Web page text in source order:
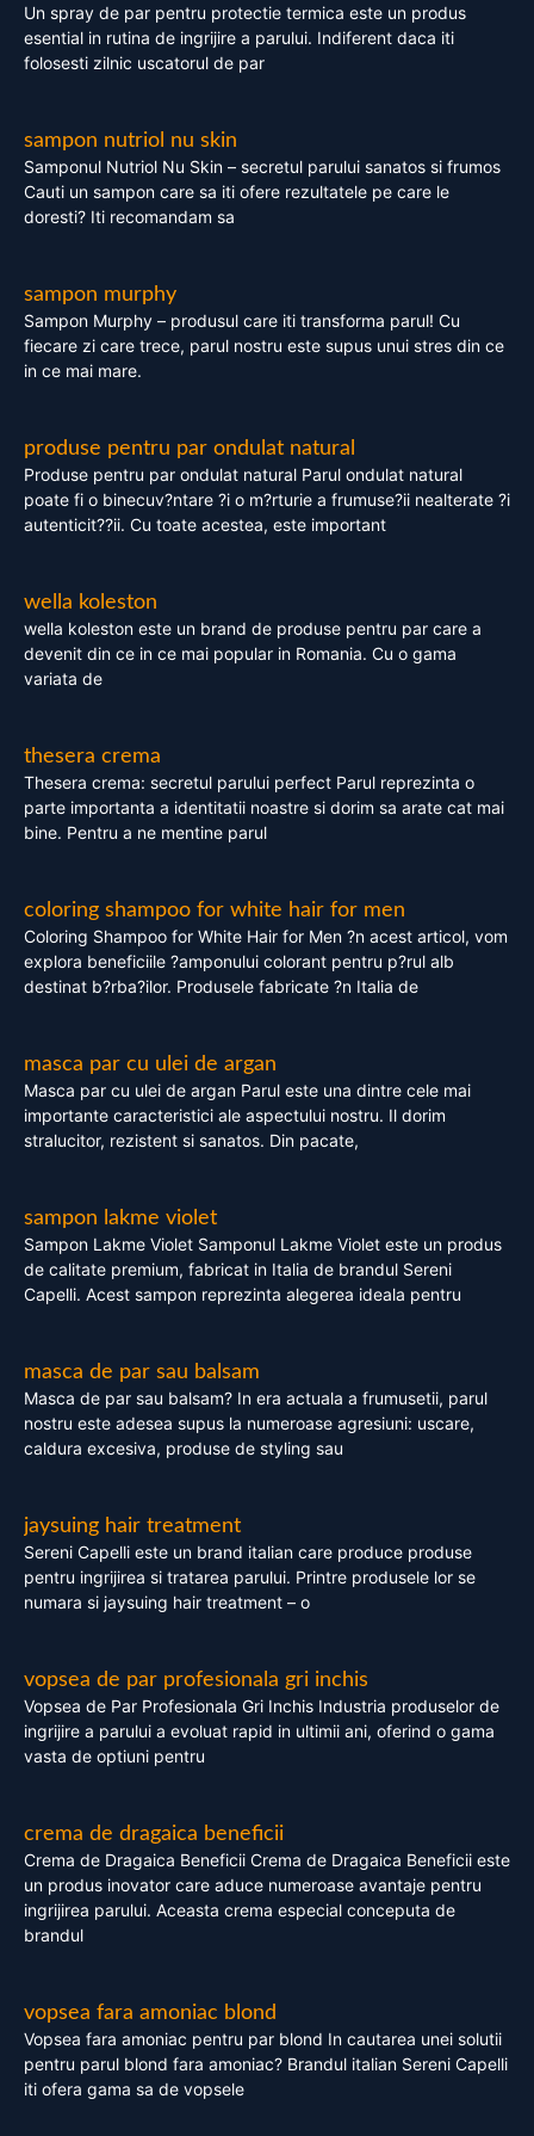
Un spray de par pentru protectie termica este un produs
esential in rutina de ingrijire a parului. Indiferent daca iti
folosesti zilnic uscatorul de par
sampon nutriol nu skin
Samponul Nutriol Nu Skin – secretul parului sanatos si frumos
Cauti un sampon care sa iti ofere rezultatele pe care le
doresti? Iti recomandam sa
sampon murphy
Sampon Murphy – produsul care iti transforma parul! Cu
fiecare zi care trece, parul nostru este supus unui stres din ce
in ce mai mare.
produse pentru par ondulat natural
Produse pentru par ondulat natural Parul ondulat natural
poate fi o binecuv?ntare ?i o m?rturie a frumuse?ii nealterate ?i
autenticit??ii. Cu toate acestea, este important
wella koleston
wella koleston este un brand de produse pentru par care a
devenit din ce in ce mai popular in Romania. Cu o gama
variata de
thesera crema
Thesera crema: secretul parului perfect Parul reprezinta o
parte importanta a identitatii noastre si dorim sa arate cat mai
bine. Pentru a ne mentine parul
coloring shampoo for white hair for men
Coloring Shampoo for White Hair for Men ?n acest articol, vom
explora beneficiile ?amponului colorant pentru p?rul alb
destinat b?rba?ilor. Produsele fabricate ?n Italia de
masca par cu ulei de argan
Masca par cu ulei de argan Parul este una dintre cele mai
importante caracteristici ale aspectului nostru. Il dorim
stralucitor, rezistent si sanatos. Din pacate,
sampon lakme violet
Sampon Lakme Violet Samponul Lakme Violet este un produs
de calitate premium, fabricat in Italia de brandul Sereni
Capelli. Acest sampon reprezinta alegerea ideala pentru
masca de par sau balsam
Masca de par sau balsam? In era actuala a frumusetii, parul
nostru este adesea supus la numeroase agresiuni: uscare,
caldura excesiva, produse de styling sau
jaysuing hair treatment
Sereni Capelli este un brand italian care produce produse
pentru ingrijirea si tratarea parului. Printre produsele lor se
numara si jaysuing hair treatment – o
vopsea de par profesionala gri inchis
Vopsea de Par Profesionala Gri Inchis Industria produselor de
ingrijire a parului a evoluat rapid in ultimii ani, oferind o gama
vasta de optiuni pentru
crema de dragaica beneficii
Crema de Dragaica Beneficii Crema de Dragaica Beneficii este
un produs inovator care aduce numeroase avantaje pentru
ingrijirea parului. Aceasta crema especial conceputa de
brandul
vopsea fara amoniac blond
Vopsea fara amoniac pentru par blond In cautarea unei solutii
pentru parul blond fara amoniac? Brandul italian Sereni Capelli
iti ofera gama sa de vopsele